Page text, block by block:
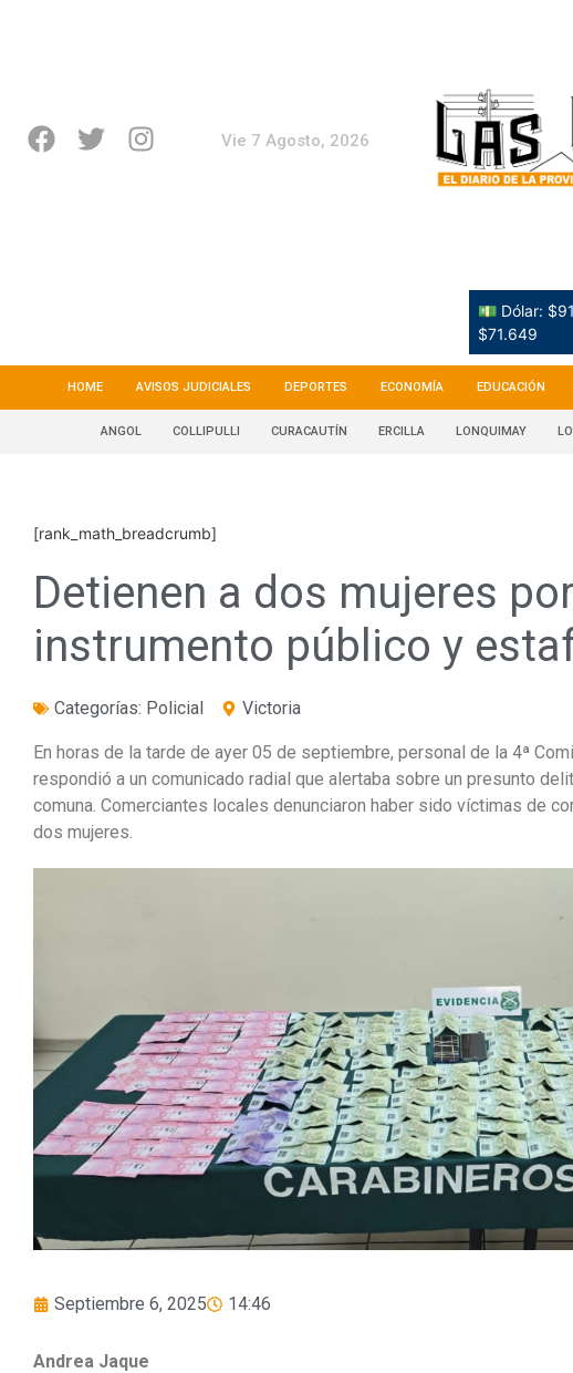
Vie 7 Agosto, 2026
💵 Dólar:
$71.649
HOME AVISOS JUDICIALES DEPORTES ECONOMÍA EDUCACIÓN
ANGOL COLLIPULLI CURACAUTÍN ERCILLA LONQUIMAY
[rank_math_breadcrumb]
Detienen a dos mujeres
instrumento público y
Categorías: Policial Victoria
En horas de la tarde de ayer 05 de septiembre, personal de la 4ª
respondió a un comunicado radial que alertaba sobre un presunto
comuna. Comerciantes locales denunciaron haber sido víctimas de
dos mujeres.
Septiembre 6, 2025 14:46
Andrea Jaque